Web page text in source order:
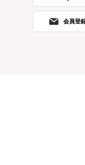
会員登